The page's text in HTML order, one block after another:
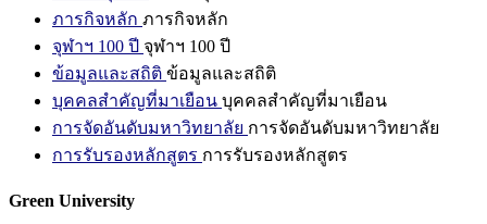
ภารกิจหลัก ภารกิจหลัก
จุฬาฯ 100 ปี จุฬาฯ 100 ปี
ข้อมูลและสถิติ ข้อมูลและสถิติ
บุคคลสำคัญที่มาเยือน บุคคลสำคัญที่มาเยือน
การจัดอันดับมหาวิทยาลัย การจัดอันดับมหาวิทยาลัย
การรับรองหลักสูตร การรับรองหลักสูตร
Green University